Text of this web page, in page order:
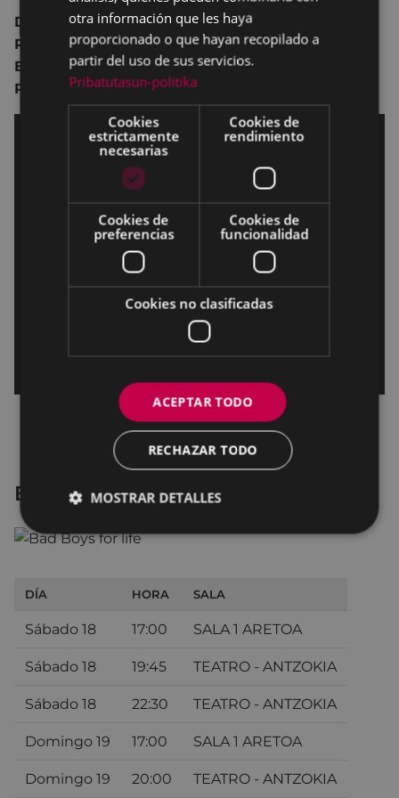
Dirección:Roman Polanski.
Reparto:Jean Dujardin,Louis Garrel,
Emmanuelle Seigner ,Grégory Gadebois
Pierre
Wladimir Yordanoff
Bad Boys for life
DÍA HORA SALA
Sábado 18 17:00 SALA 1 ARETOA
Sábado 18 19:45 TEATRO - ANTZOKIA
Sábado 18 22:30 TEATRO - ANTZOKIA
Domingo 19 17:00 SALA 1 ARETOA
Domingo 19 20:00 TEATRO - ANTZOKIA
otra información que les haya
proporcionado o que hayan recopilado a
partir del uso de sus servicios.
Pribatutasun-politika
Cookies
estrictamente
necesarias
Cookies de
rendimiento
Cookies de
preferencias
Cookies de
funcionalidad
Cookies no clasificadas
ACEPTAR TODO
RECHAZAR TODO
MOSTRAR DETALLES